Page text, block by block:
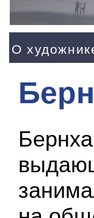
О